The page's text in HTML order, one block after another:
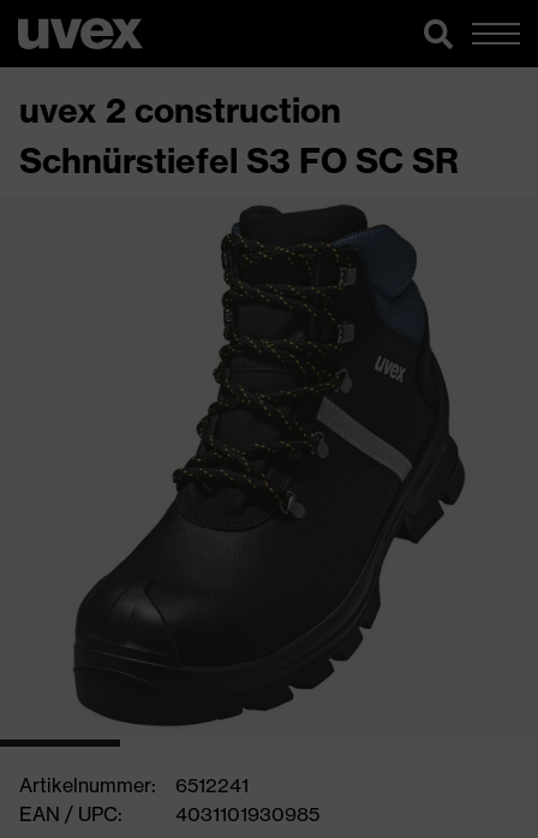
uvex 2 construction
Schnürstiefel S3 FO SC SR
Artikelnummer:
6512241
EAN / UPC:
4031101930985